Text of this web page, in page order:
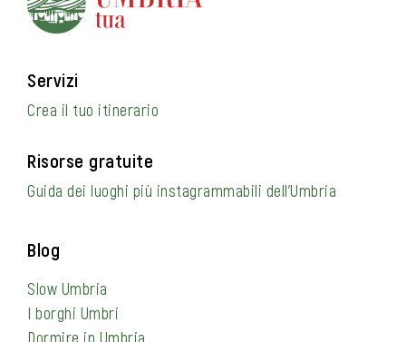
Servizi
Crea il tuo itinerario
Risorse gratuite
Guida dei luoghi più instagrammabili dell’Umbria
Blog
Slow Umbria
I borghi Umbri
Dormire in Umbria